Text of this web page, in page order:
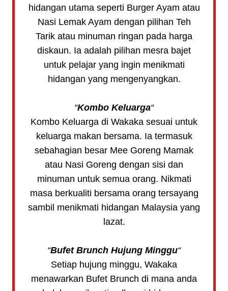
hidangan utama seperti Burger Ayam atau
Nasi Lemak Ayam dengan pilihan Teh
Tarik atau minuman ringan pada harga
diskaun. Ia adalah pilihan mesra bajet
untuk pelajar yang ingin menikmati
hidangan yang mengenyangkan.
“Kombo Keluarga“
Kombo Keluarga di Wakaka sesuai untuk
keluarga makan bersama. Ia termasuk
sebahagian besar Mee Goreng Mamak
atau Nasi Goreng dengan sisi dan
minuman untuk semua orang. Nikmati
masa berkualiti bersama orang tersayang
sambil menikmati hidangan Malaysia yang
lazat.
“Bufet Brunch Hujung Minggu“
Setiap hujung minggu, Wakaka
menawarkan Bufet Brunch di mana anda